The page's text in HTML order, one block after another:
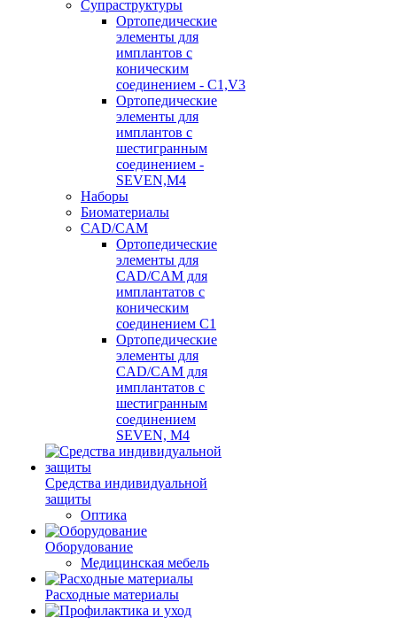
Супраструктуры
Ортопедические
элементы для
имплантов с
коническим
соединением - C1,V3
Ортопедические
элементы для
имплантов с
шестигранным
соединением -
SEVEN,M4
Наборы
Биоматериалы
CAD/CAM
Ортопедические
элементы для
CAD/CAM для
имплантатов с
коническим
соединением С1
Ортопедические
элементы для
CAD/CAM для
имплантатов с
шестигранным
соединением
SEVEN, М4
Средства индивидуальной
защиты
Оптика
Оборудование
Медицинская мебель
Расходные материалы